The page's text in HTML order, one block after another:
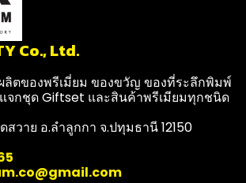
Co., Ltd.
ลิตของพรีเมี่ยม ของขวัญ ของที่ระลึกพิมพ์
จกชุด Giftset และสินค้าพรีเมียมทุกชนิด
วาย อ.ลำลูกกา จ.ปทุมธานี 12150